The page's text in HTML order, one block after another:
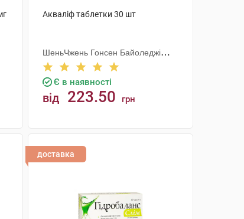
Акваліф таблетки 30 шт
ШеньЧжень Гонсен Байоледжі
Індастрі Ко. Лтд
Є в наявності
від 223.50 грн
доставка